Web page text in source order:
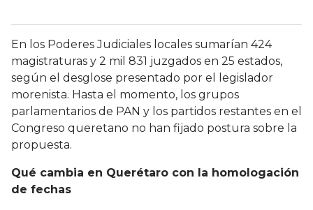
En los Poderes Judiciales locales sumarían 424
magistraturas y 2 mil 831 juzgados en 25 estados,
según el desglose presentado por el legislador
morenista. Hasta el momento, los grupos
parlamentarios de PAN y los partidos restantes en el
Congreso queretano no han fijado postura sobre la
propuesta.
Qué cambia en Querétaro con la homologación
de fechas